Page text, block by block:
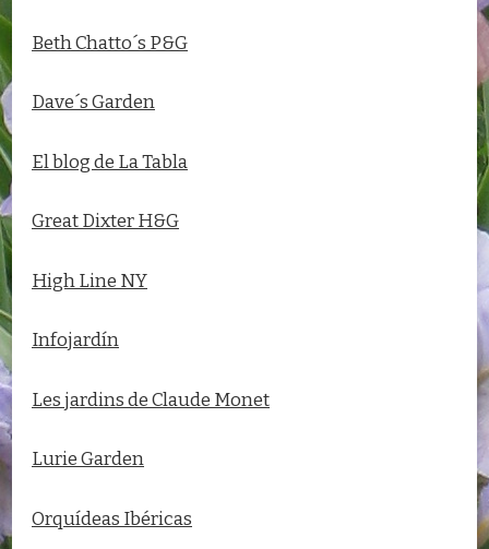
Beth Chatto´s P&G
Dave´s Garden
El blog de La Tabla
Great Dixter H&G
High Line NY
Infojardín
Les jardins de Claude Monet
Lurie Garden
Orquídeas Ibéricas